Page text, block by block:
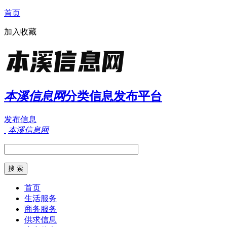
首页
加入收藏
本溪信息网分类信息发布平台
发布信息
本溪信息网
首页
生活服务
商务服务
供求信息